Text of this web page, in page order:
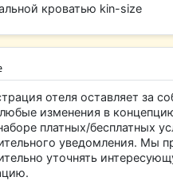
кроватью kin-size
отеля оставляет за
изменения в
платных/бесплатных
уведомления. Мы
уточнять